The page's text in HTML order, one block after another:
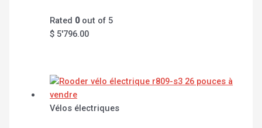
Rated 0out of 5
$ 5'796.00
Vélos électriques